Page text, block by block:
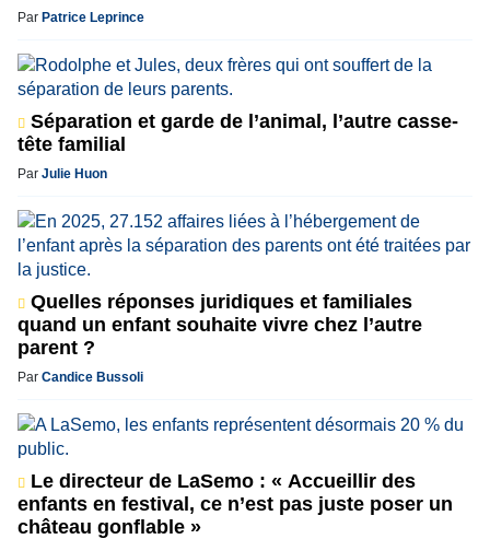
Par Patrice Leprince
Séparation et garde de l’animal, l’autre casse-
tête familial
Par Julie Huon
Quelles réponses juridiques et familiales
quand un enfant souhaite vivre chez l’autre
parent ?
Par Candice Bussoli
Le directeur de LaSemo : « Accueillir des
enfants en festival, ce n’est pas juste poser un
château gonflable »